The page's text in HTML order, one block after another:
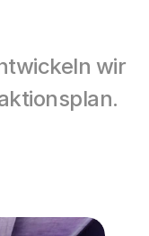
wir